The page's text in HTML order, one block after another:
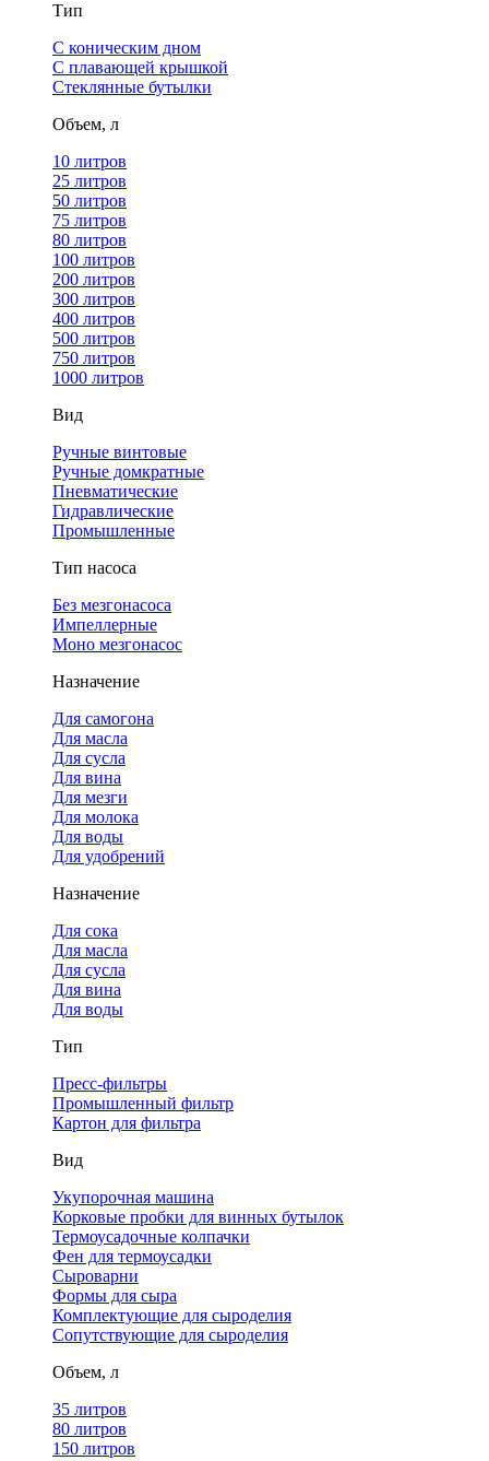
Тип
С коническим дном
С плавающей крышкой
Стеклянные бутылки
Объем, л
10 литров
25 литров
50 литров
75 литров
80 литров
100 литров
200 литров
300 литров
400 литров
500 литров
750 литров
1000 литров
Вид
Ручные винтовые
Ручные домкратные
Пневматические
Гидравлические
Промышленные
Тип насоса
Без мезгонасоса
Импеллерные
Моно мезгонасос
Назначение
Для самогона
Для масла
Для сусла
Для вина
Для мезги
Для молока
Для воды
Для удобрений
Назначение
Для сока
Для масла
Для сусла
Для вина
Для воды
Тип
Пресс-фильтры
Промышленный фильтр
Картон для фильтра
Вид
Укупорочная машина
Корковые пробки для винных бутылок
Термоусадочные колпачки
Фен для термоусадки
Сыроварни
Формы для сыра
Комплектующие для сыроделия
Сопутствующие для сыроделия
Объем, л
35 литров
80 литров
150 литров